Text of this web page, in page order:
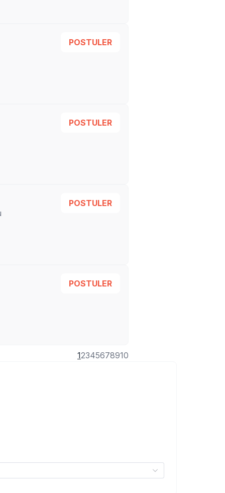
POSTULER
POSTULER
POSTULER
POSTULER
12345678910